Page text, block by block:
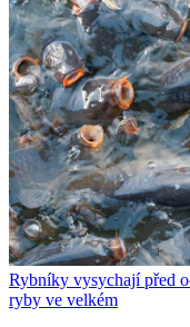
Rybníky vysychají před
ryby ve velkém